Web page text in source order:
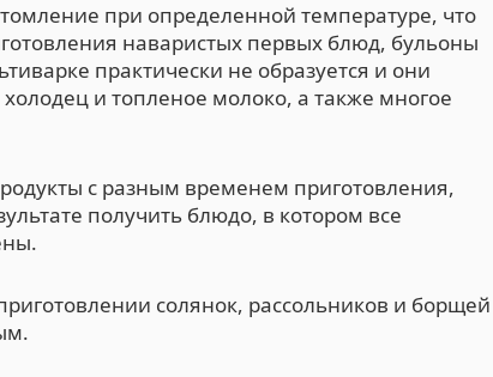
при определенной температуре, что
наваристых первых блюд, бульоны
практически не образуется и они
и топленое молоко, а также многое
с разным временем приготовления,
получить блюдо, в котором все
солянок, рассольников и борщей